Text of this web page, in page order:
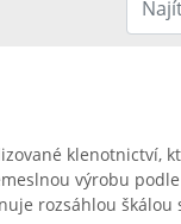
klenotnictví,
výrobu
rozsáhlou